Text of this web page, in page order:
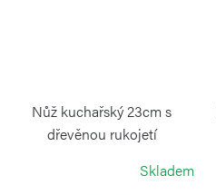
Nůž kuchařský 23cm s
dřevěnou rukojetí
Skladem